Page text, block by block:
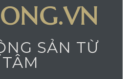
SẢN TỪ
TÂM